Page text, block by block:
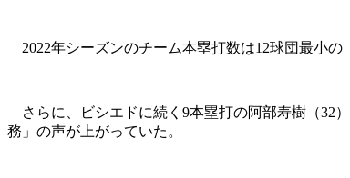
2022年シーズンのチーム本塁打数は12球団最小の
さらに、ビシエドに続く9本塁打の阿部寿樹（32
務」の声が上がっていた。